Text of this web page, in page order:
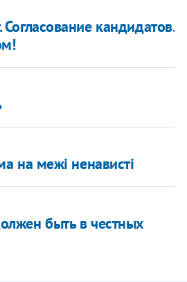
кандидатов.
на межі ненависті
быть в честных